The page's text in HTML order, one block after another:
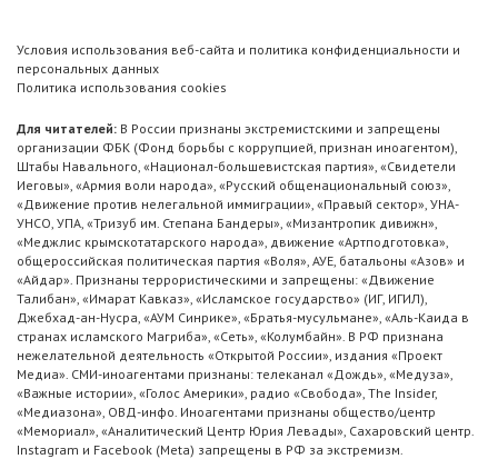
Условия использования веб-сайта и политика конфиденциальности и
персональных данных
Политика использования cookies
Для читателей: В России признаны экстремистскими и запрещены
организации ФБК (Фонд борьбы с коррупцией, признан иноагентом),
Штабы Навального, «Национал-большевистская партия», «Свидетели
Иеговы», «Армия воли народа», «Русский общенациональный союз»,
«Движение против нелегальной иммиграции», «Правый сектор», УНА-
УНСО, УПА, «Тризуб им. Степана Бандеры», «Мизантропик дивижн»,
«Меджлис крымскотатарского народа», движение «Артподготовка»,
общероссийская политическая партия «Воля», АУЕ, батальоны «Азов» и
«Айдар». Признаны террористическими и запрещены: «Движение
Талибан», «Имарат Кавказ», «Исламское государство» (ИГ, ИГИЛ),
Джебхад-ан-Нусра, «АУМ Синрике», «Братья-мусульмане», «Аль-Каида в
странах исламского Магриба», «Сеть», «Колумбайн». В РФ признана
нежелательной деятельность «Открытой России», издания «Проект
Медиа». СМИ-иноагентами признаны: телеканал «Дождь», «Медуза»,
«Важные истории», «Голос Америки», радио «Свобода», The Insider,
«Медиазона», ОВД-инфо. Иноагентами признаны общество/центр
«Мемориал», «Аналитический Центр Юрия Левады», Сахаровский центр.
Instagram и Facebook (Metа) запрещены в РФ за экстремизм.